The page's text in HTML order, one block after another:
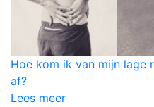
Hoe kom ik van mijn lage
af?
Lees meer